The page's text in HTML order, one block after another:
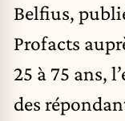
Belfius,
Profacts
25 à 75 ans,
des